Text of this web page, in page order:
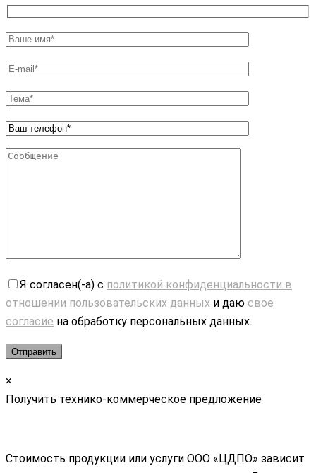
Я согласен(-а) с политикой конфиденциальности в
отношении пользовательских данных и даю свое
согласие на обработку персональных данных.
×
Получить технико-коммерческое предложение
Стоимость продукции или услуги ООО «ЦДПО» зависит